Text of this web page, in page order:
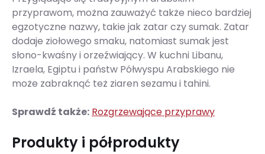
przyprawom, można zauważyć także nieco bardziej
egzotyczne nazwy, takie jak zatar czy sumak. Zatar
dodaje ziołowego smaku, natomiast sumak jest
słono-kwaśny i orzeźwiający. W kuchni Libanu,
Izraela, Egiptu i państw Półwyspu Arabskiego nie
może zabraknąć też ziaren sezamu i tahini.
Sprawdź także: Rozgrzewające przyprawy
Produkty i półprodukty